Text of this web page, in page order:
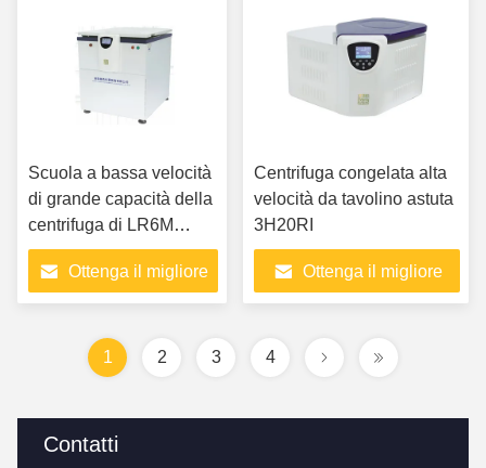
Contatti
Scuola a bassa velocità
di grande capacità della
centrifuga di LR6M
Medical Laboratory
Refrigerated
Ottenga il migliore
Centrifuga congelata alta
velocità da tavolino astuta
3H20RI
Ottenga il migliore
1 2 3 4